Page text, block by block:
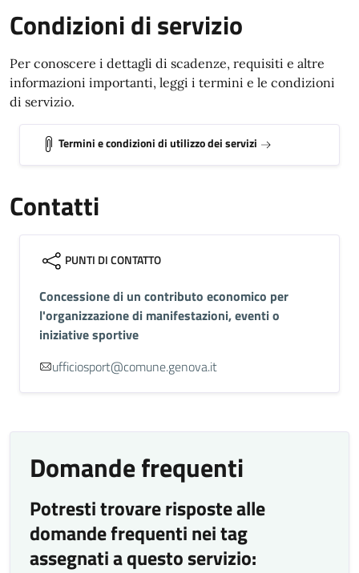
Condizioni di servizio
Per conoscere i dettagli di scadenze, requisiti e altre
informazioni importanti, leggi i termini e le condizioni
di servizio.
Termini e condizioni di utilizzo dei servizi
Contatti
PUNTI DI CONTATTO
Concessione di un contributo economico per
l'organizzazione di manifestazioni, eventi o
iniziative sportive
ufficiosport@comune.genova.it
Domande frequenti
Potresti trovare risposte alle
domande frequenti nei tag
assegnati a questo servizio: